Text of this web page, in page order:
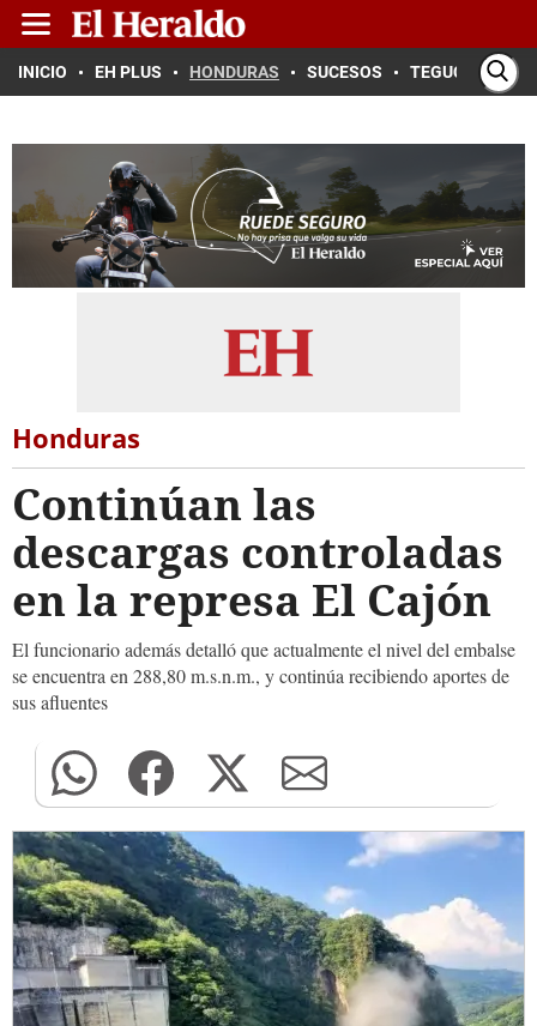
INICIO EH PLUS HONDURAS SUCESOS TEGUCIGALPA
Honduras
Continúan las
descargas controladas
en la represa El Cajón
El funcionario además detalló que actualmente el nivel del embalse
se encuentra en 288,80 m.s.n.m., y continúa recibiendo aportes de
sus afluentes